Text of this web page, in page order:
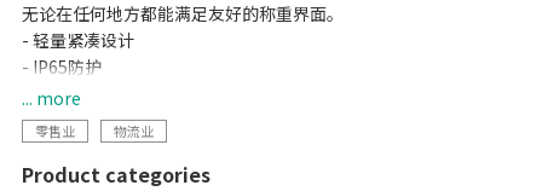
无论在任何地方都能满足友好的称重界面。
- 轻量紧凑设计
- IP65防护
- 6位LCD显示
- 4节二号干电池可连续使用1,000小时
... more
零售业 物流业
Product categories